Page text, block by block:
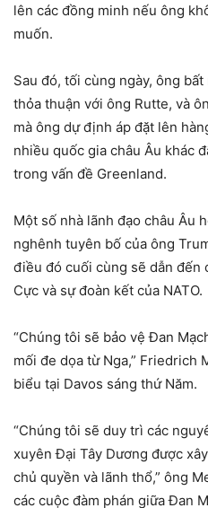
lên các đồng minh nếu ông
muốn.
Sau đó, tối cùng ngày, ông
thỏa thuận với ông Rutte, và
mà ông dự định áp đặt lên
nhiều quốc gia châu Âu khác
trong vấn đề Greenland.
Một số nhà lãnh đạo châu Âu
nghênh tuyên bố của ông
điều đó cuối cùng sẽ dẫn đến
Cực và sự đoàn kết của NATO.
“Chúng tôi sẽ bảo vệ Đan
mối đe dọa từ Nga,” Friedrich
biểu tại Davos sáng thứ Năm.
“Chúng tôi sẽ duy trì các
xuyên Đại Tây Dương được
chủ quyền và lãnh thổ,” ông
các cuộc đàm phán giữa Đan